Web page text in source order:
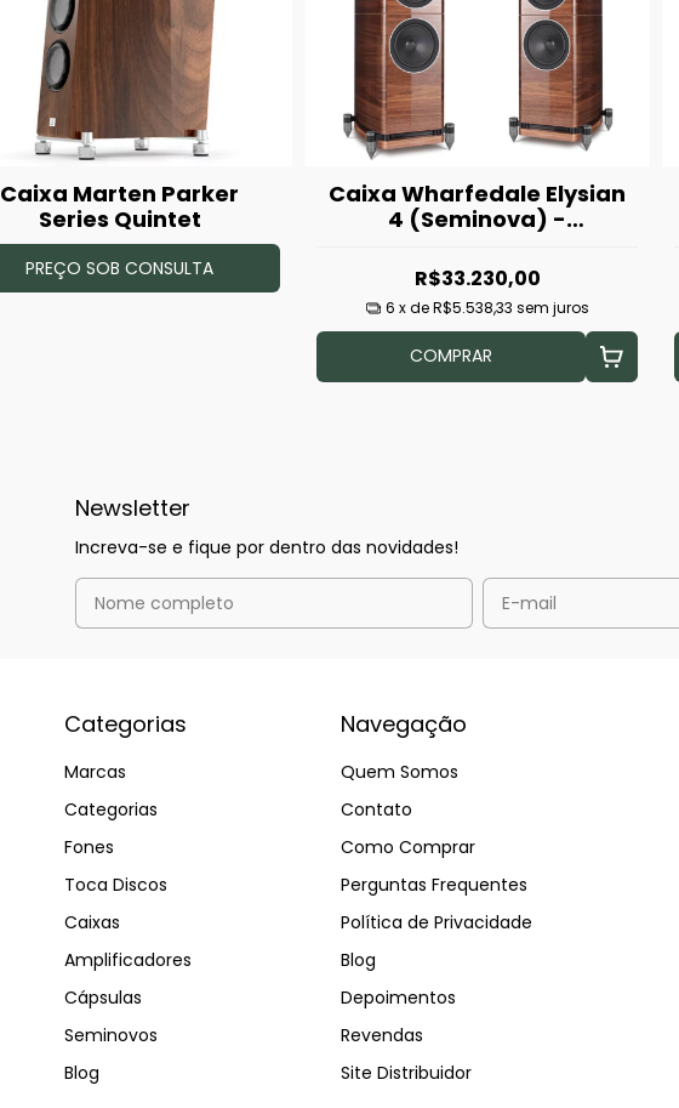
Caixa Marten Parker
Series Quintet
PREÇO SOB CONSULTA
Caixa Wharfedale Elysian
4 (Seminova) -
R$33.230,00
6 x deR$5.538,33 sem juros
COMPRAR
Newsletter
Increva-se e fique por dentro das novidades!
Categorias
Marcas
Categorias
Fones
Toca Discos
Caixas
Amplificadores
Cápsulas
Seminovos
Blog
Navegação
Quem Somos
Contato
Como Comprar
Perguntas Frequentes
Política de Privacidade
Blog
Depoimentos
Revendas
Site Distribuidor